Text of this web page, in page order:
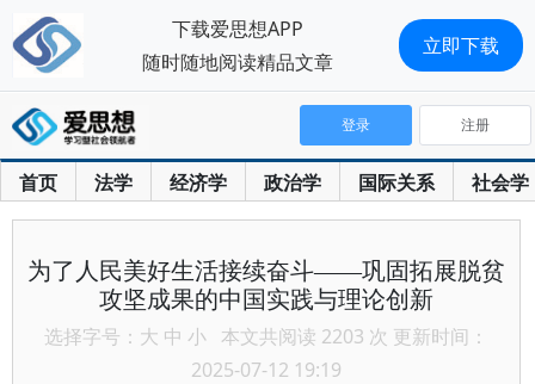
首页 法学 经济学 政治学 国际关系 社会学
登录 注册
为了人民美好生活接续奋斗——巩固拓展脱贫
攻坚成果的中国实践与理论创新
选择字号： 大 中 小 本文共阅读 2203 次 更新时间：
2025-07-12 19:19
下载爱思想APP
随时随地阅读精品文章
立即下载